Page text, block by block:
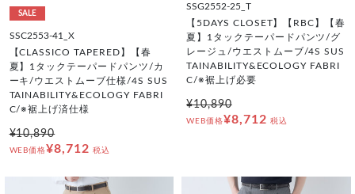
SALE
SSC2553-41_X
【CLASSICO TAPERED】【春
夏】1タックテーパードパンツ/カ
ーキ/ウエストムーブ仕様/4S SUS
TAINABILITY&ECOLOGY FABRI
C/※裾上げ済仕様
¥10,890
WEB価格¥8,712 税込
SSG2552-25_T
【5DAYS CLOSET】【RBC】【春
夏】1タックテーパードパンツ/グ
レージュ/ウエストムーブ/4S SUS
TAINABILITY&ECOLOGY FABRI
C/※裾上げ必要
¥10,890
WEB価格¥8,712 税込